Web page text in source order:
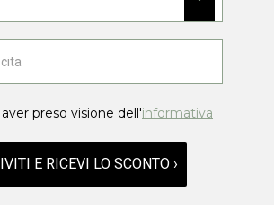
preso visione dell'informativa
E RICEVI LO SCONTO ›